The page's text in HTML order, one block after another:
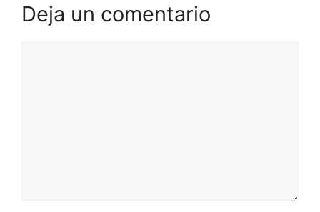
Deja un comentario